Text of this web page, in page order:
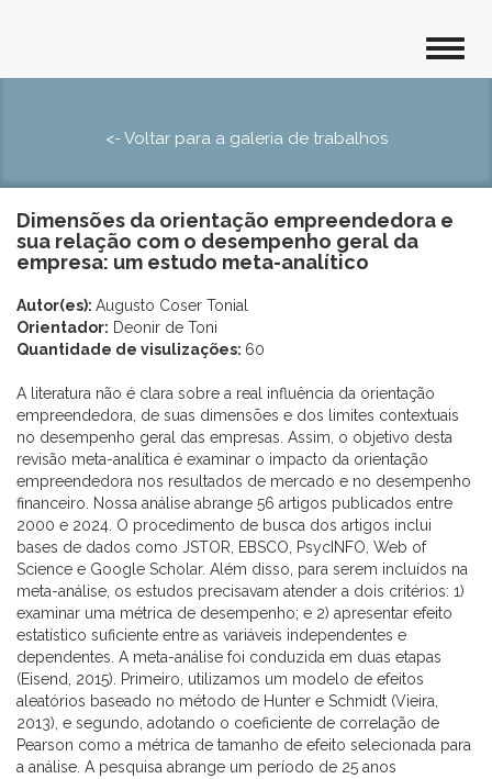
<- Voltar para a galeria de trabalhos
Dimensões da orientação empreendedora e
sua relação com o desempenho geral da
empresa: um estudo meta-analítico
Autor(es): Augusto Coser Tonial
Orientador: Deonir de Toni
Quantidade de visulizações: 60
A literatura não é clara sobre a real influência da orientação
empreendedora, de suas dimensões e dos limites contextuais
no desempenho geral das empresas. Assim, o objetivo desta
revisão meta-analítica é examinar o impacto da orientação
empreendedora nos resultados de mercado e no desempenho
financeiro. Nossa análise abrange 56 artigos publicados entre
2000 e 2024. O procedimento de busca dos artigos inclui
bases de dados como JSTOR, EBSCO, PsycINFO, Web of
Science e Google Scholar. Além disso, para serem incluídos na
meta-análise, os estudos precisavam atender a dois critérios: 1)
examinar uma métrica de desempenho; e 2) apresentar efeito
estatístico suficiente entre as variáveis independentes e
dependentes. A meta-análise foi conduzida em duas etapas
(Eisend, 2015). Primeiro, utilizamos um modelo de efeitos
aleatórios baseado no método de Hunter e Schmidt (Vieira,
2013), e segundo, adotando o coeficiente de correlação de
Pearson como a métrica de tamanho de efeito selecionada para
a análise. A pesquisa abrange um período de 25 anos